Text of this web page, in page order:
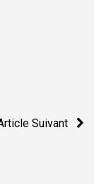
Suivant